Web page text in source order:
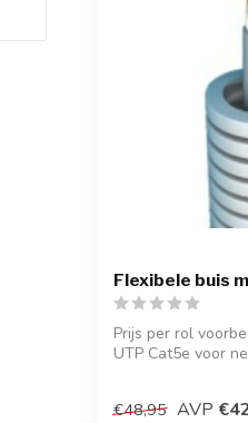
Flexibele buis
Prijs per rol
UTP Cat5e voor
€48,95 AVP